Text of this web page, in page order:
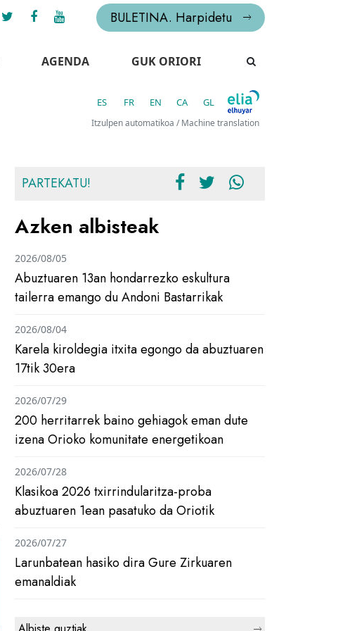
BULETINA. Harpidetu
AGENDA GUK ORIORI
ES FR EN CA GL
Itzulpen automatikoa / Machine translation
PARTEKATU!
Azken albisteak
Abuztuaren 13an hondarrezko eskultura
tailerra emango du Andoni Bastarrikak
2026/08/05
Karela kiroldegia itxita egongo da abuztuaren
17tik 30era
2026/08/04
200 herritarrek baino gehiagok eman dute
izena Orioko komunitate energetikoan
2026/07/29
Klasikoa 2026 txirrindularitza-proba
abuztuaren 1ean pasatuko da Oriotik
2026/07/28
Larunbatean hasiko dira Gure Zirkuaren
emanaldiak
2026/07/27